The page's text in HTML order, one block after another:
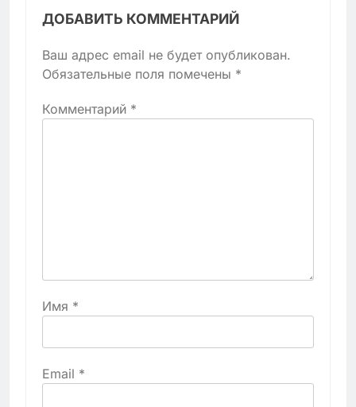
ДОБАВИТЬ КОММЕНТАРИЙ
Ваш адрес email не будет опубликован.
Обязательные поля помечены *
Комментарий *
Имя *
Email *